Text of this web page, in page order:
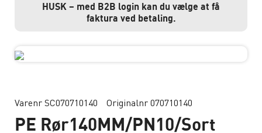
HUSK – med B2B login kan du vælge at få
faktura ved betaling.
Varenr SC070710140 Originalnr 070710140
PE Rør140MM/PN10/Sort